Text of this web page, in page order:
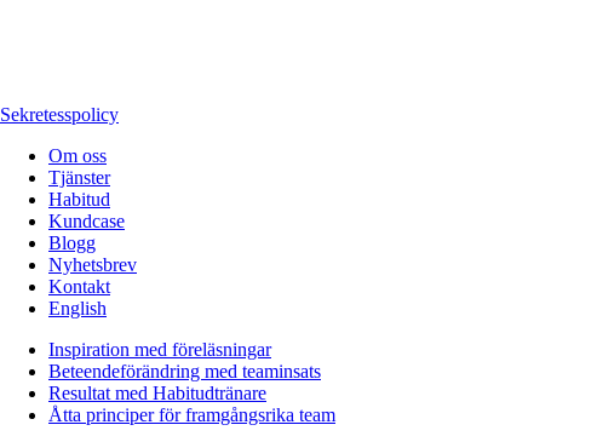
Sekretesspolicy
Om oss
Tjänster
Habitud
Kundcase
Blogg
Nyhetsbrev
Kontakt
English
Inspiration med föreläsningar
Beteendeförändring med teaminsats
Resultat med Habitudtränare
Åtta principer för framgångsrika team